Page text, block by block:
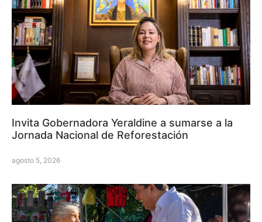
Invita Gobernadora Yeraldine a sumarse a la
Jornada Nacional de Reforestación
agosto 5, 2026